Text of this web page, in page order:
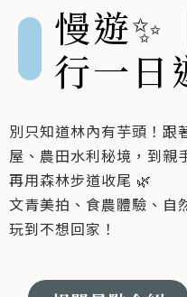
慢遊✨
行一日
別只知道林內有芋頭！跟
屋、農田水利秘境，到親
再用森林步道收尾 🌿
文青美拍、食農體驗、自
玩到不想回家！